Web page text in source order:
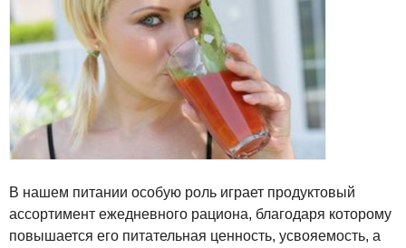
В нашем питании особую роль играет продуктовый
ассортимент ежедневного рациона, благодаря которому
повышается его питательная ценность, усвояемость, а